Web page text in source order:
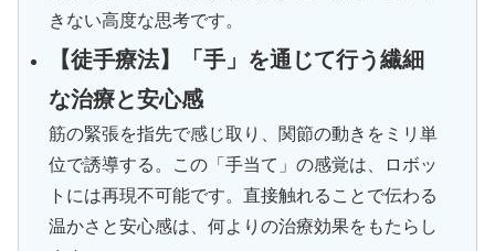
きない高度な思考です。
【徒手療法】「手」を通じて行う繊細
な治療と安心感
筋の緊張を指先で感じ取り、関節の動きをミリ単
位で誘導する。この「手当て」の感覚は、ロボッ
トには再現不可能です。直接触れることで伝わる
温かさと安心感は、何よりの治療効果をもたらし